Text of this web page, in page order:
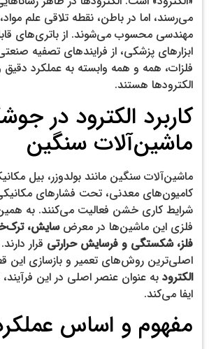
می‌رسند، اما در باطن، نقطه تلاقی علم
مهندسی محسوب می‌شوند. از باتری‌های قابل
ابزارهای پزشکی، از فرایندهای تصفیه
فلزات، همه و همه وابسته به عملکرد
الکترودها هستند.
کاربرد الکترود در
ماشین‌آلات سنگین
ماشین‌آلات سنگین مانند بولدوزر، بیل
کامیون‌های معدنی، تحت فشارهای
شرایط کاری خشن فعالیت می‌کنند. به
فلزی این ماشین‌ها در معرضسایش،
فلز، شکستگی و فرسایش حرارتی قرار
اصلی‌ترین روش‌های تعمیر و بازسازی این
الکترودبه عنوان عنصر اصلی در این
ایفا می‌کند.
مفهوم و اساس